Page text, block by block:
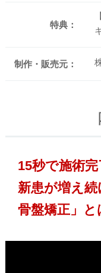
特典：
制作・販売元：
15秒で施術
新患が増え
骨盤矯正」と